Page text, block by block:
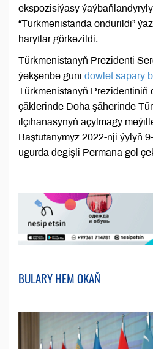
ekspozisiýasy
“Türkmenistanda öndürildi”
harytlar görkezildi.
Türkmenistanyň Prezidenti
ýekşenbe güni döwlet sapary
Türkmenistanyň Prezidentiniň
çäklerinde Doha şäherinde
ilçihanasynyň açylmagy
Baştutanymyz 2022-nji ýylyň
ugurda degişli Permana gol
BULARY HEM OKAŇ